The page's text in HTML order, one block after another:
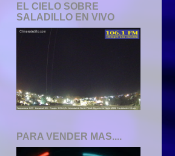
EL CIELO SOBRE
SALADILLO EN VIVO
PARA VENDER MAS....